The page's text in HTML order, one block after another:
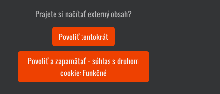
Prajete si načítať externý obsah?
Povoliť tentokrát
Povoliť a zapamätať - súhlas s druhom
cookie: Funkčné